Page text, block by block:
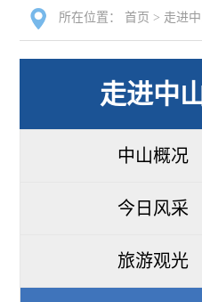
所在位置： 首页 > 走进
走进中
中山概况
今日风采
旅游观光